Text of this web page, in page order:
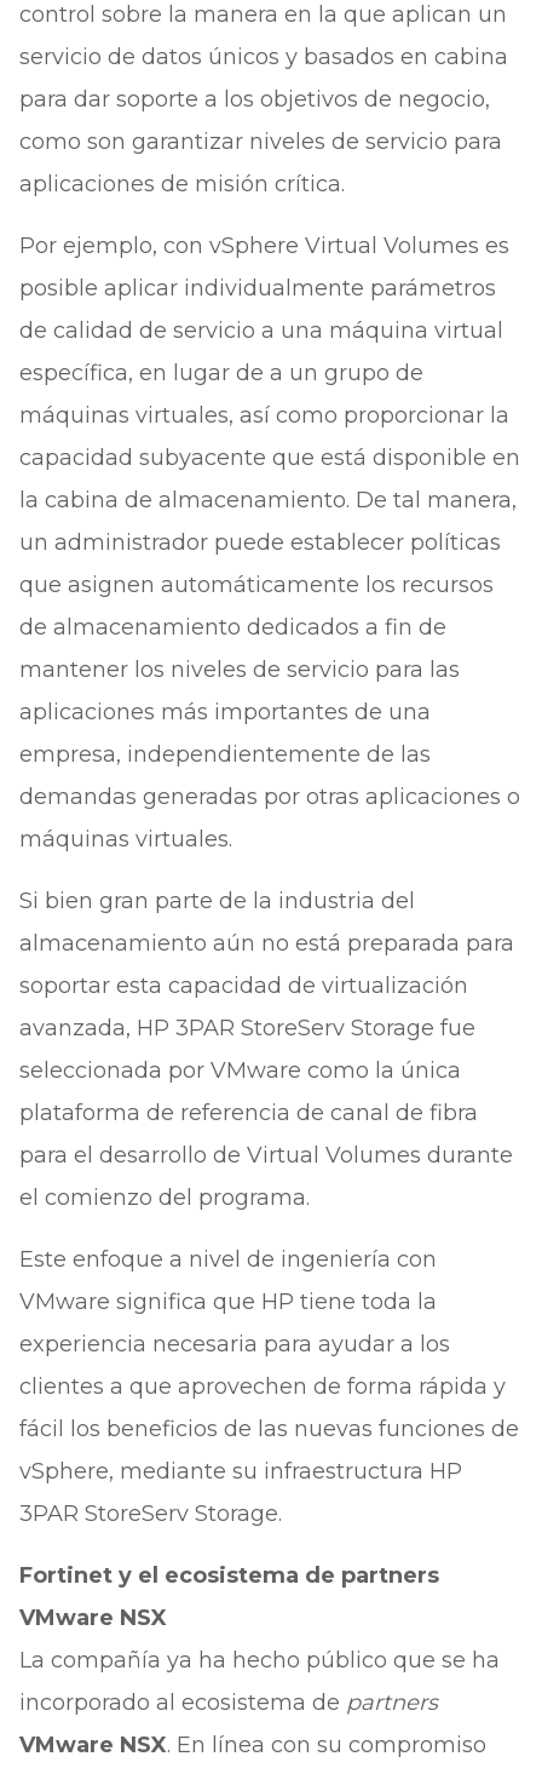
control sobre la manera en la que aplican un
servicio de datos únicos y basados en cabina
para dar soporte a los objetivos de negocio,
como son garantizar niveles de servicio para
aplicaciones de misión crítica.
Por ejemplo, con vSphere Virtual Volumes es
posible aplicar individualmente parámetros
de calidad de servicio a una máquina virtual
específica, en lugar de a un grupo de
máquinas virtuales, así como proporcionar la
capacidad subyacente que está disponible en
la cabina de almacenamiento. De tal manera,
un administrador puede establecer políticas
que asignen automáticamente los recursos
de almacenamiento dedicados a fin de
mantener los niveles de servicio para las
aplicaciones más importantes de una
empresa, independientemente de las
demandas generadas por otras aplicaciones o
máquinas virtuales.
Si bien gran parte de la industria del
almacenamiento aún no está preparada para
soportar esta capacidad de virtualización
avanzada, HP 3PAR StoreServ Storage fue
seleccionada por VMware como la única
plataforma de referencia de canal de fibra
para el desarrollo de Virtual Volumes durante
el comienzo del programa.
Este enfoque a nivel de ingeniería con
VMware significa que HP tiene toda la
experiencia necesaria para ayudar a los
clientes a que aprovechen de forma rápida y
fácil los beneficios de las nuevas funciones de
vSphere, mediante su infraestructura HP
3PAR StoreServ Storage.
Fortinet y el ecosistema de partners
VMware NSX
La compañía ya ha hecho público que se ha
incorporado al ecosistema de partners
VMware NSX. En línea con su compromiso